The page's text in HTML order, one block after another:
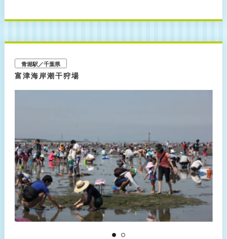
約330店舗に拡大される予定です。
青堀駅／千葉県
富津海岸潮干狩場